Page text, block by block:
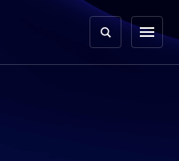
menu